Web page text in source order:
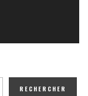
RECHERCHER